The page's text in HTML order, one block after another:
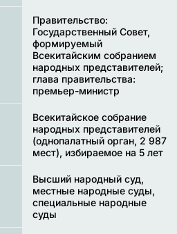
Правительство:
Государственный Совет,
формируемый
Всекитайским собранием
народных представителей;
глава правительства:
премьер-министр
Всекитайское собрание
народных представителей
(однопалатный орган, 2 987
мест), избираемое на 5 лет
Высший народный суд,
местные народные суды,
специальные народные
суды